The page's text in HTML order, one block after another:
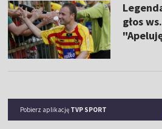
głos
Pobierz aplikację TVP SPORT